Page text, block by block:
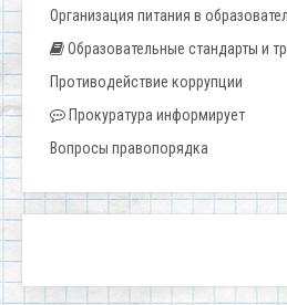
Организация питания в
Образовательные стандарты и
Противодействие коррупции
Прокуратура информирует
Вопросы правопорядка